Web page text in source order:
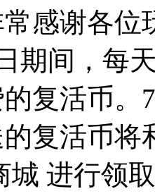
感谢各位
期间，每
复活币。
复活币
城 进行领